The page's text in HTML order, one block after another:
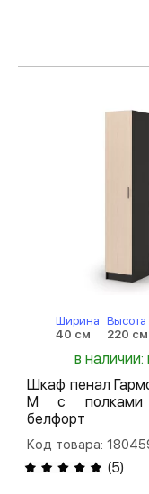
Ширина
40 см
Высота
220 см
в наличии:
Шкаф пенал
М с полками
белфорт
Код товара:
(5)